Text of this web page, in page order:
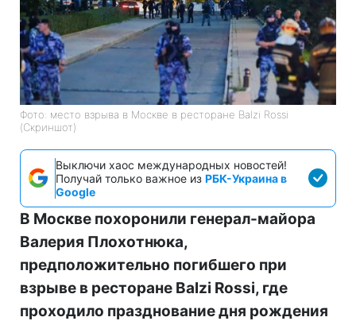
Фото: место взрыва в Москве в ресторане Balzi Rossi
(Скриншот)
Выключи хаос международных новостей!
Получай только важное из РБК-Украина в
Google
В Москве похоронили генерал-майора
Валерия Плохотнюка,
предположительно погибшего при
взрыве в ресторане Balzi Rossi, где
проходило празднование дня рождения